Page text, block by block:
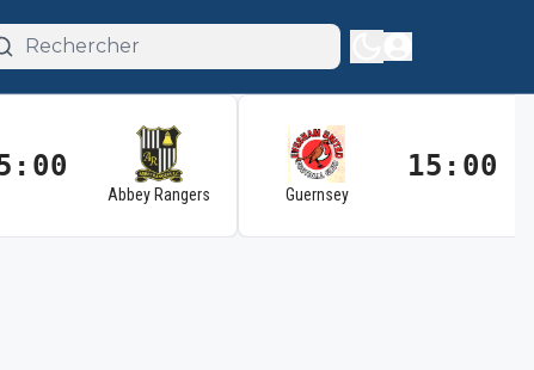
Abbey Rangers Guernsey
15:00